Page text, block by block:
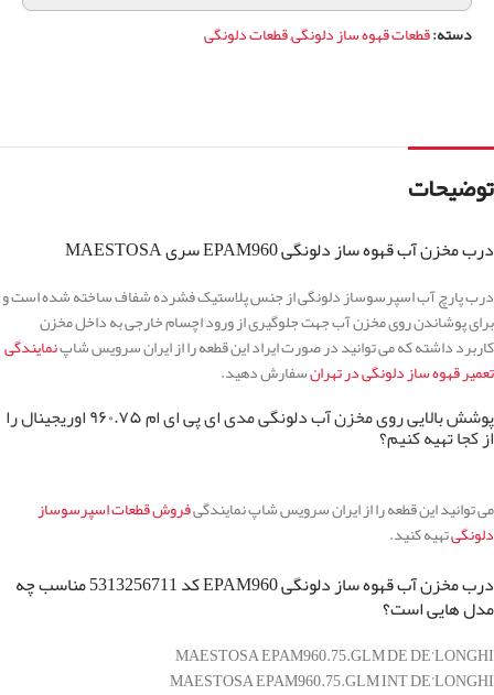
دسته:قطعات قهوه ساز دلونگی,قطعات دلونگی
توضیحات
درب مخزن آب قهوه ساز دلونگی EPAM960 سری MAESTOSA
درب پارچ آب اسپرسوساز دلونگی از جنس پلاستیک فشرده شفاف ساخته شده است و
برای پوشاندن روی مخزن آب جهت جلوگیری از ورود اچسام خارجی به داخل مخزن
کاربرد داشته که می توانید در صورت ایراد این قطعه را از ایران سرویس شاپنمایندگی
تعمیر قهوه ساز دلونگی در تهرانسفارش دهید.
پوشش بالایی روی مخزن آب دلونگی مدی ای پی ای ام ۹۶۰.۷۵ اوریجینال را
از کجا تهیه کنیم؟
می توانید این قطعه را از ایران سرویس شاپ نمایندگیفروش قطعات اسپرسوساز
دلونگیتهیه کنید.
درب مخزن آب قهوه ساز دلونگی EPAM960 کد 5313256711 مناسب چه
مدل هایی است؟
MAESTOSA EPAM960.75.GLM DE DE’LONGHI
MAESTOSA EPAM960.75.GLM INT DE’LONGHI